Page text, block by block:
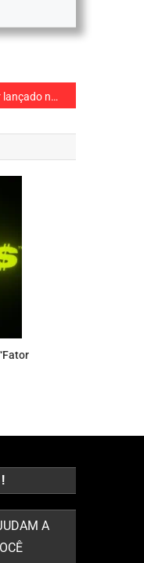
Forza estava pronto para ser lançado no Playstation
A